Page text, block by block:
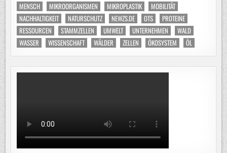
MENSCH
MIKROORGANISMEN MIKROPLASTIK
MOBILITÄT
NACHHALTIGKEIT
NATURSCHUTZ NEWZS.DE OTS
PROTEINE
RESSOURCEN
STAMMZELLEN UMWELT UNTERNEHMEN
WALD
WASSER
WISSENSCHAFT WÄLDER ZELLEN ÖKOSYSTEM ÖL